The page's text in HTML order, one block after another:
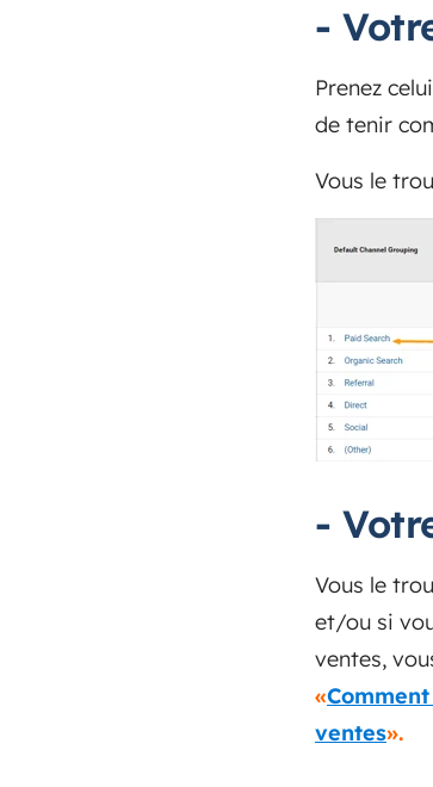
-
Prenez
de tenir
Vous le
-
Vous le
et/ou si
ventes,
«
ventes».